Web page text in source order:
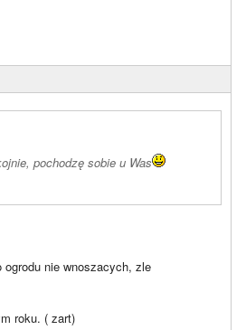
pochodzę sobie u Was
nie wnoszacych, zle
roku. ( zart)